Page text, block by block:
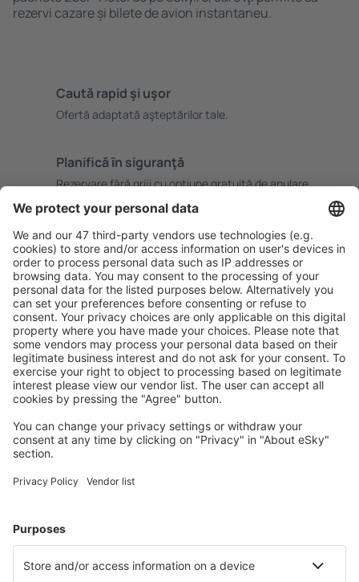
rezervi cazare și bilete de avion instantaneu.
Caută rapid şi uşor
Ofertă adaptată aşteptărilor tale.
Planifică ȋn siguranţă
Rezervare fără griji cu opțiune gratuită de anulare.
Economiseşte mai mult
Prețuri atractive și oferte speciale pentru utilizatorii
conectați.
Cazarea preferată
Alege din peste 1,3 mil. de opţiuni: hoteluri, cabane,
apartamente și altele.
Cele mai căutate hoteluri de către utilizatorii eSky
Hoteluri în Germania - Orașe populare
Hoteluri Westerhever
Hoteluri în Oldenburg Hoteluri în Graal-Muritz